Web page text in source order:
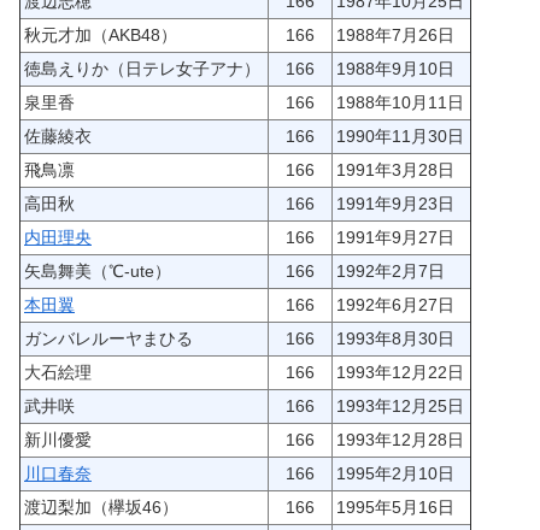
秋元才加（AKB48）
166
1988年7月26日
徳島えりか（日テレ女子アナ）
166
1988年9月10日
泉里香
166
1988年10月11日
佐藤綾衣
166
1990年11月30日
飛鳥凛
166
1991年3月28日
高田秋
166
1991年9月23日
内田理央
166
1991年9月27日
矢島舞美（℃-ute）
166
1992年2月7日
本田翼
166
1992年6月27日
ガンバレルーヤまひる
166
1993年8月30日
大石絵理
166
1993年12月22日
武井咲
166
1993年12月25日
新川優愛
166
1993年12月28日
川口春奈
166
1995年2月10日
渡辺梨加（欅坂46）
166
1995年5月16日